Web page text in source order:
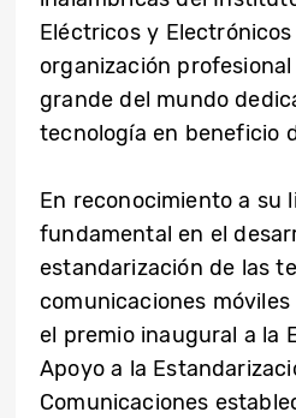
Eléctricos y Electrónicos
organización
grande del mundo
tecnología en beneficio
En reconocimiento a su
fundamental en el
estandarización de las
comunicaciones
el premio inaugural a la
Apoyo a la
Comunicaciones